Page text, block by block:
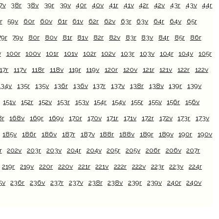
38r 38v 39r 39v 40r 40v 41r 41v 42r 42v 43r 43v 44r
59v 60r 60v 61r 61v 62r 62v 63r 63v 64r 64v 65r
79v 80r 80v 81r 81v 82r 82v 83r 83v 84r 85r 86r
100r 100v 101r 101v 102r 102v 103r 103v 104r 104v 105r
117v 118r 118v 119r 119v 120r 120v 121r 121v 122r 122v
135r 135v 136r 136v 137r 137v 138r 138v 139r 139v
151v 152r 152v 153r 153v 154r 154v 155r 155v 156r 156v
168v 169r 169v 170r 170v 171r 171v 172r 172v 173r 173v
185v 186r 186v 187r 187v 188r 188v 189r 189v 190r 190v
202v 203r 203v 204r 204v 205r 205v 206r 206v 207r
219r 219v 220r 220v 221r 221v 222r 222v 223r 223v 224r
236r 236v 237r 237v 238r 238v 239r 239v 240r 240v